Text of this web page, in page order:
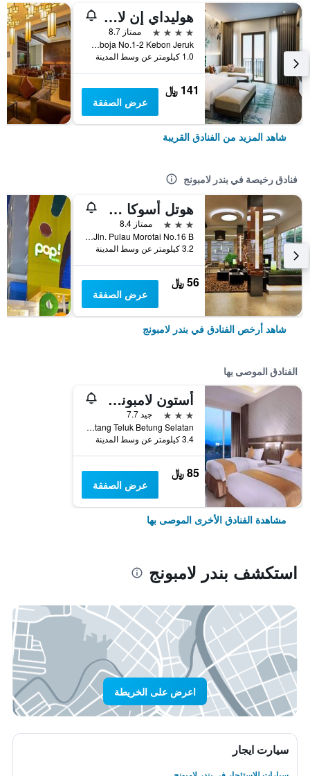
هوليداي إن لامبونغ بوكيت راند باي آيتش جي
4 نجوم
ممتاز 8.7
Jl.Kamboja No.1-2 Kebon Jeruk., بندر لامبونج, إندونيسيا
1.0 كيلومتر عن وسط المدينة
141 ﷼
عرض الصفقة
شاهد المزيد من الفنادق القريبة
فنادق رخيصة في بندر لامبونج
هوتل أسوكا لاكشري
3 نجوم
ممتاز 8.4
Jln. Pulau Morotai No.16 B, بندر لامبونج, إندونيسيا
3.2 كيلومتر عن وسط المدينة
56 ﷼
عرض الصفقة
شاهد أرخص الفنادق في بندر لامبونج
الفنادق الموصى بها
أستون لامبونج سيتي هوتل
3 نجوم
جيد 7.7
Jl. Gatot Subroto No 81 Garuntang Teluk Betung Selatan, بندر لامبونج, إندونيسيا
3.4 كيلومتر عن وسط المدينة
85 ﷼
عرض الصفقة
مشاهدة الفنادق الأخرى الموصى بها
استكشف بندر لامبونج
اعرض على الخريطة
سيارت ايجار